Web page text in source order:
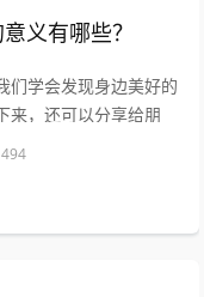
义有哪些？
们学会发现身边美好的
来，还可以分享给朋
义在于让关心你的人了